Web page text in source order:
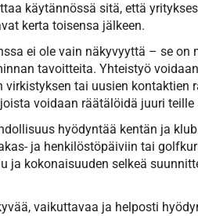
käytännössä sitä, että
kerta toisensa jälkeen.
ei ole vain näkyvyyttä – se
tavoitteita. Yhteistyö
tai uusien kontaktien
voidaan räätälöidä juuri teille
hyödyntää kentän ja
ja henkilöstöpäiviin tai
ja kokonaisuuden selkeä
vaikuttavaa ja helposti